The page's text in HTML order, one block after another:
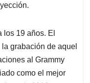
19 años. El
grabación de aquel
al Grammy
como el mejor